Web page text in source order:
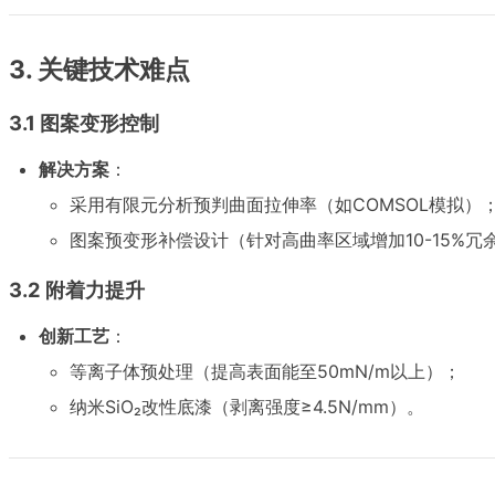
3. 关键技术难点
3.1 图案变形控制
解决方案 ：
采用有限元分析预判曲面拉伸率（如COMSOL模拟）；
图案预变形补偿设计（针对高曲率区域增加10-15%冗余
3.2 附着力提升
创新工艺 ：
等离子体预处理（提高表面能至50mN/m以上）；
纳米SiO₂改性底漆（剥离强度≥4.5N/mm）。